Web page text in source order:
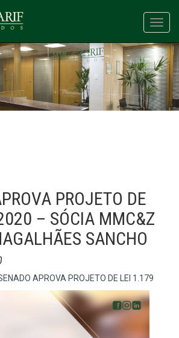
PROJETO DE
– SÓCIA MMC&Z
SANCHO
APROVA PROJETO DE LEI 1.179